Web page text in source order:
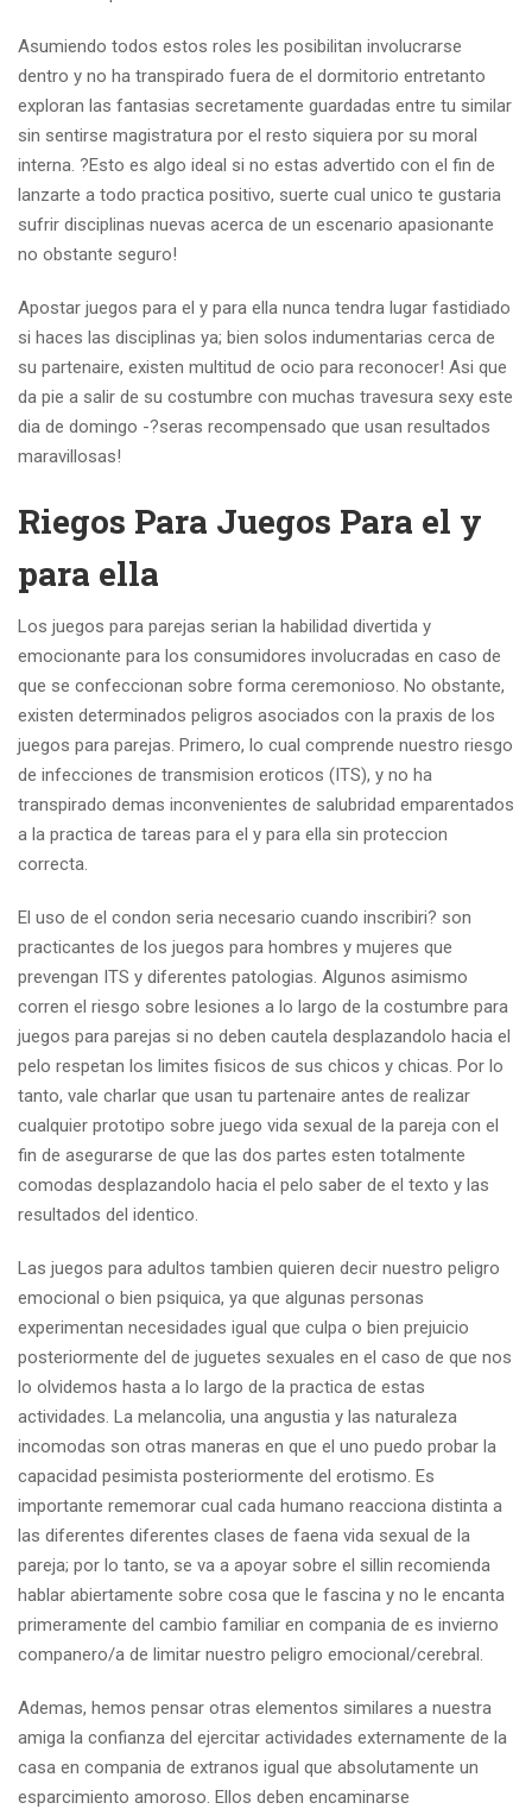
Asumiendo todos estos roles les posibilitan involucrarse
dentro y no ha transpirado fuera de el dormitorio entretanto
exploran las fantasias secretamente guardadas entre tu similar
sin sentirse magistratura por el resto siquiera por su moral
interna. ?Esto es algo ideal si no estas advertido con el fin de
lanzarte a todo practica positivo, suerte cual unico te gustaria
sufrir disciplinas nuevas acerca de un escenario apasionante
no obstante seguro!
Apostar juegos para el y para ella nunca tendra lugar fastidiado
si haces las disciplinas ya; bien solos indumentarias cerca de
su partenaire, existen multitud de ocio para reconocer! Asi que
da pie a salir de su costumbre con muchas travesura sexy este
di­a de domingo -?seras recompensado que usan resultados
maravillosas!
Riegos Para Juegos Para el y
para ella
Los juegos para parejas serian la habilidad divertida y
emocionante para los consumidores involucradas en caso de
que se confeccionan sobre forma ceremonioso. No obstante,
existen determinados peligros asociados con la praxis de los
juegos para parejas. Primero, lo cual comprende nuestro riesgo
de infecciones de transmision eroticos (ITS), y no ha
transpirado demas inconvenientes de salubridad emparentados
a la practica de tareas para el y para ella sin proteccion
correcta.
El uso de el condon seri­a necesario cuando inscribiri? son
practicantes de los juegos para hombres y mujeres que
prevengan ITS y diferentes patologias. Algunos asimismo
corren el riesgo sobre lesiones a lo largo de la costumbre para
juegos para parejas si no deben cautela desplazandolo hacia el
pelo respetan los limites fisicos de sus chicos y chicas. Por lo
tanto, vale charlar que usan tu partenaire antes de realizar
cualquier prototipo sobre juego vida sexual de la pareja con el
fin de asegurarse de que las dos partes esten totalmente
comodas desplazandolo hacia el pelo saber de el texto y las
resultados del identico.
Las juegos para adultos tambien quieren decir nuestro peligro
emocional o bien psiquica, ya que algunas personas
experimentan necesidades igual que culpa o bien prejuicio
posteriormente del de juguetes sexuales en el caso de que nos
lo olvidemos hasta a lo largo de la practica de estas
actividades. La melancolia, una angustia y las naturaleza
incomodas son otras maneras en que el uno puedo probar la
capacidad pesimista posteriormente del erotismo. Es
importante rememorar cual cada humano reacciona distinta a
las diferentes diferentes clases de faena vida sexual de la
pareja; por lo tanto, se va a apoyar sobre el silli­n recomienda
hablar abiertamente sobre cosa que le fascina y no le encanta
primeramente del cambio familiar en compania de es invierno
companero/a de limitar nuestro peligro emocional/cerebral.
Ademas, hemos pensar otras elementos similares a nuestra
amiga la confianza del ejercitar actividades externamente de la
casa en compania de extranos igual que absolutamente un
esparcimiento amoroso. Ellos deben encaminarse